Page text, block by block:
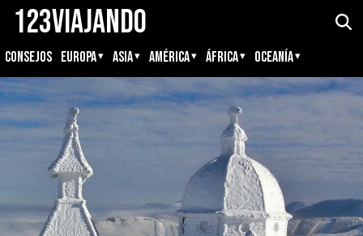
123Viajando
CONSEJOS EUROPA ASIA AMÉRICA ÁFRICA OCEANÍA